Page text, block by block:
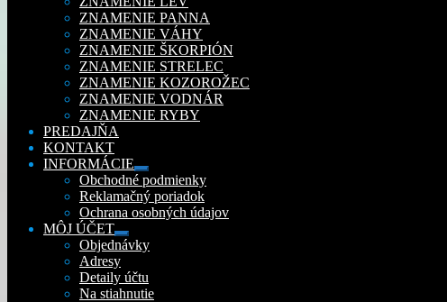
ZNAMENIE PANNA
ZNAMENIE VÁHY
ZNAMENIE ŠKORPIÓN
ZNAMENIE STRELEC
ZNAMENIE KOZOROŽEC
ZNAMENIE VODNÁR
ZNAMENIE RYBY
PREDAJŇA
KONTAKT
INFORMÁCIE
Rozbaliť
podradené
menu
Obchodné podmienky
Reklamačný poriadok
Ochrana osobných údajov
MÔJ ÚČET
Rozbaliť
podradené
Objednávky
Adresy
Detaily účtu
Na stiahnutie